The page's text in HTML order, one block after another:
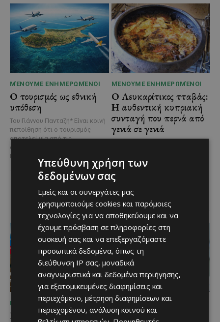
ΜΈΝΟΥΜΕ ΕΝΗΜΕΡΩΜΈΝΟΙ
Ο τουρισμός ως εθνική
υπόθεση
Του Γιάννου Πανταζή* Είναι κοινή
πεποίθηση ότι ο τουρισμός
αποτελεί μία από τις
σημαντικότερες βιομηχανίες της
Κύπρου και διαχρονικά...
ΜΈΝΟΥΜΕ ΕΝΗΜΕΡΩΜΈΝΟΙ
Ο Λευκαρίτικος τταβάς:
Η αυθεντική κυπριακή
συνταγή που περνά από
γενιά σε γενιά
κυπριακής παραδοσιακής
κουζίνας ξεχωρίζει ο
Λευκαρίτικος τταβάς, ένα
άρρηκτα...
ΜΈΝΟΥΜΕ ΕΝΗΜΕΡΩΜΈΝΟΙ
Εμβληματική
ΜΈΝΟΥΜΕ ΕΝΗΜΕΡΩΜΈΝΟΙ
Επένδυση €31 εκατ. για
Υπεύθυνη χρήση των
δεδομένων σας
Εμείς και οι συνεργάτες μας
χρησιμοποιούμε cookies και παρόμοιες
τεχνολογίες για να αποθηκεύουμε και να
έχουμε πρόσβαση σε πληροφορίες στη
συσκευή σας και να επεξεργαζόμαστε
προσωπικά δεδομένα, όπως τη
διεύθυνση IP σας, μοναδικά
αναγνωριστικά και δεδομένα περιήγησης,
για εξατομικευμένες διαφημίσεις και
περιεχόμενο, μέτρηση διαφημίσεων και
περιεχομένου, ανάλυση κοινού και